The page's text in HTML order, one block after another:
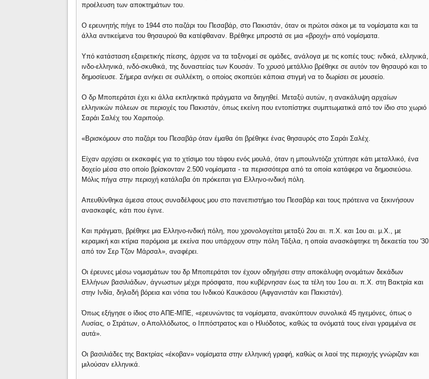
προέλευση των αποκτημάτων του.
Ο ερευνητής πήγε το 1944 στο παζάρι του Πεσαβάρ, στο Πακιστάν, όταν οι πρώτοι σάκοι με τα νομίσματα και τα
άλλα αντικείμενα του θησαυρού θα κατέφθαναν. Βρέθηκε μπροστά σε μια «βροχή» από νομίσματα.
Υπό κατάσταση εξαιρετικής πίεσης, άρχισε να τα ταξινομεί σε ομάδες, ανάλογα με τις κοπές τους: ινδικά, ελληνικά,
ινδο-ελληνικά, ινδό-σκυθικά, της δυναστείας των Κουσάν. Το χρυσό μετάλλιο βρέθηκε σε αυτόν τον θησαυρό και το
δημοσίευσε. Σήμερα ανήκει σε συλλέκτη, ο οποίος σκοπεύει κάποια στιγμή να το δωρίσει σε μουσείο.
Ο δρ Μποπεράτσι έχει κι άλλα εκπληκτικά πράγματα να διηγηθεί. Μεταξύ αυτών, η ανακάλυψη αρχαίων
ελληνικών πόλεων σε περιοχές του Πακιστάν, όπως εκείνη που εντοπίστηκε συμπτωματικά από τον ίδιο στο χωριό
Σαράι Σαλέχ του Χαριπούρ.
«Βρισκόμουν στο παζάρι του Πεσαβάρ όταν έμαθα ότι βρέθηκε ένας θησαυρός στο Σαράι Σαλέχ.
Είχαν αρχίσει οι εκσκαφές για το χτίσιμο του τάφου ενός μουλά, όταν η μπουλντόζα χτύπησε κάτι μεταλλικό, ένα
δοχείο μέσα στο οποίο βρίσκονταν 2.500 νομίσματα - τα περισσότερα από τα οποία κατάφερα να δημοσιεύσω.
Μόλις πήγα στην περιοχή κατάλαβα ότι πρόκειται για Ελληνο-ινδική πόλη.
Απευθύνθηκα άμεσα στους συναδέλφους μου στο πανεπιστήμιο του Πεσαβάρ και τους πρότεινα να ξεκινήσουν
ανασκαφές, κάτι που έγινε.
Και πράγματι, βρέθηκε μια Ελληνο-ινδική πόλη, που χρονολογείται μεταξύ 2ου αι. π.Χ. και 1ου αι. μ.Χ., με
κεραμική και κτίρια παρόμοια με εκείνα που υπάρχουν στην πόλη Τάξιλα, η οποία ανασκάφτηκε τη δεκαετία του '30
από τον Σερ Τζον Μάρσαλ», αναφέρει.
Οι έρευνες μέσω νομισμάτων του δρ Μποπεράτσι τον έχουν οδηγήσει στην αποκάλυψη ονομάτων δεκάδων
Ελλήνων βασιλιάδων, άγνωστων μέχρι πρόσφατα, που κυβέρνησαν έως τα τέλη του 1ου αι. π.Χ. στη Βακτρία και
στην Ινδία, δηλαδή βόρεια και νότια του Ινδικού Καυκάσου (Αφγανιστάν και Πακιστάν).
Όπως εξήγησε ο ίδιος στο ΑΠΕ-ΜΠΕ, «ερευνώντας τα νομίσματα, ανακύπτουν συνολικά 45 ηγεμόνες, όπως ο
Λυσίας, ο Στράτων, ο Απολλόδωτος, ο Ιππόστρατος και ο Ηλιόδοτος, καθώς τα ονόματά τους είναι γραμμένα σε
αυτά».
Οι βασιλιάδες της Βακτρίας «έκοβαν» νομίσματα στην ελληνική γραφή, καθώς οι λαοί της περιοχής γνώριζαν και
μιλούσαν ελληνικά.